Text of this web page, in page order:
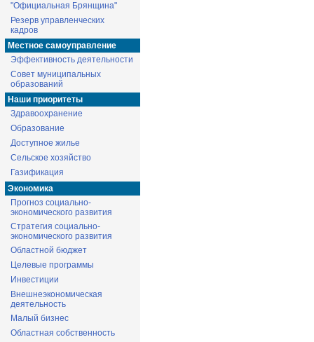
"Официальная Брянщина"
Резерв управленческих
кадров
Местное самоуправление
Эффективность деятельности
Совет муниципальных
образований
Наши приоритеты
Здравоохранение
Образование
Доступное жилье
Сельское хозяйство
Газификация
Экономика
Прогноз социально-
экономического развития
Стратегия социально-
экономического развития
Областной бюджет
Целевые программы
Инвестиции
Внешнеэкономическая
деятельность
Малый бизнес
Областная собственность